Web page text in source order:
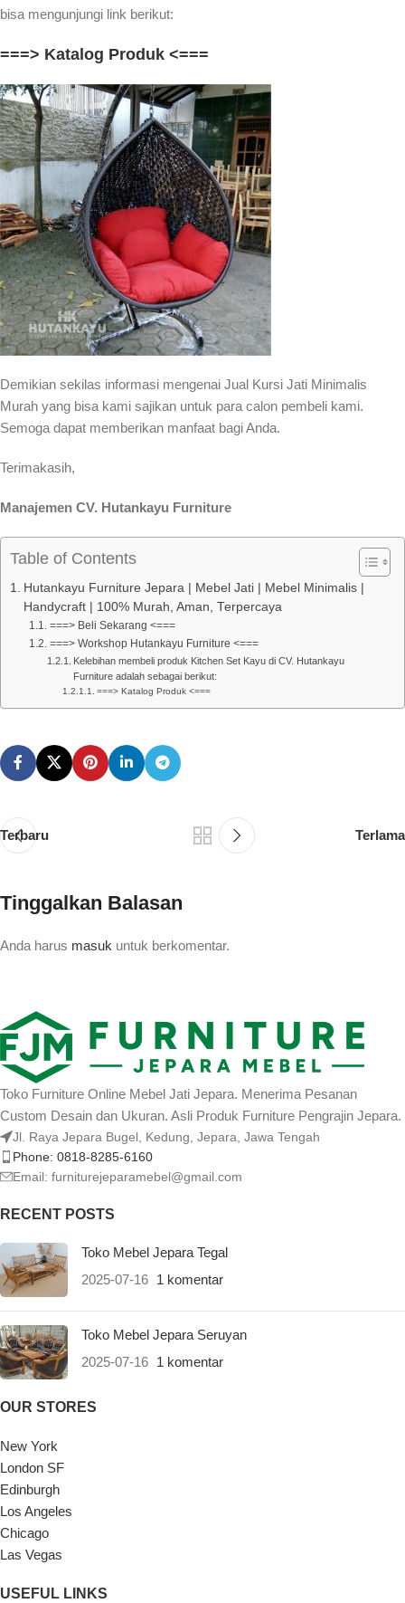
bisa mengunjungi link berikut:
===> Katalog Produk <===
Demikian sekilas informasi mengenai Jual Kursi Jati Minimalis
Murah yang bisa kami sajikan untuk para calon pembeli kami.
Semoga dapat memberikan manfaat bagi Anda.
Terimakasih,
Manajemen CV. Hutankayu Furniture
Table of Contents
Hutankayu Furniture Jepara | Mebel Jati | Mebel Minimalis |
Handycraft | 100% Murah, Aman, Terpercaya
===> Beli Sekarang <===
===> Workshop Hutankayu Furniture <===
Kelebihan membeli produk Kitchen Set Kayu di CV. Hutankayu
Furniture adalah sebagai berikut:
===> Katalog Produk <===
Terbaru Terlama
Tinggalkan Balasan
Anda harus masuk untuk berkomentar.
Toko Furniture Online Mebel Jati Jepara. Menerima Pesanan
Custom Desain dan Ukuran. Asli Produk Furniture Pengrajin Jepara.
Jl. Raya Jepara Bugel, Kedung, Jepara, Jawa Tengah
Phone: 0818-8285-6160
Email: furniturejeparamebel@gmail.com
RECENT POSTS
Toko Mebel Jepara Tegal
2025-07-16 1 komentar
Toko Mebel Jepara Seruyan
2025-07-16 1 komentar
OUR STORES
New York
London SF
Edinburgh
Los Angeles
Chicago
Las Vegas
USEFUL LINKS